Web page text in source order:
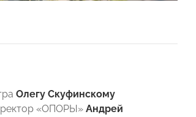
Олегу Скуфинскому
«ОПОРЫ» Андрей